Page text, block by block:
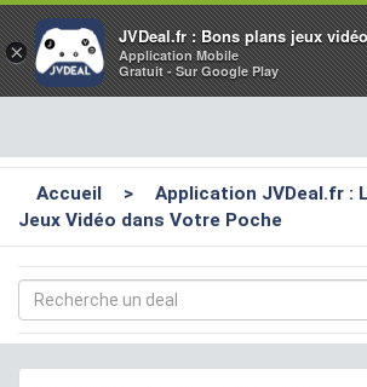
×
JVDeal.fr : Bons plans jeux vidéo
Application Mobile
Gratuit - Sur Google Play
Accueil >
Application JVDeal.fr :
Jeux Vidéo dans Votre Poche